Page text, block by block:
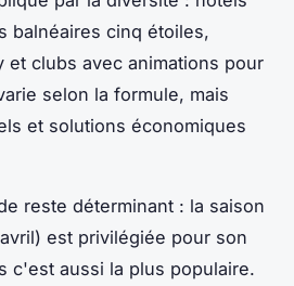
balnéaires cinq étoiles,
clubs avec animations pour
selon la formule, mais
et solutions économiques
reste déterminant : la saison
est privilégiée pour son
c'est aussi la plus populaire.